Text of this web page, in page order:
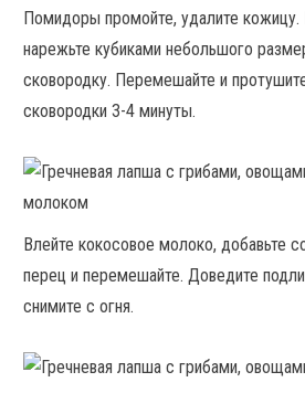
Помидоры промойте, удалите
нарежьте кубиками небольшого
сковородку. Перемешайте и
сковородки 3-4 минуты.
Влейте кокосовое молоко, добавьте
перец и перемешайте. Доведите
снимите с огня.